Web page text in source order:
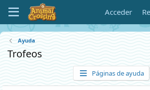
Acceder
Ayuda
Trofeos
Páginas de ayuda